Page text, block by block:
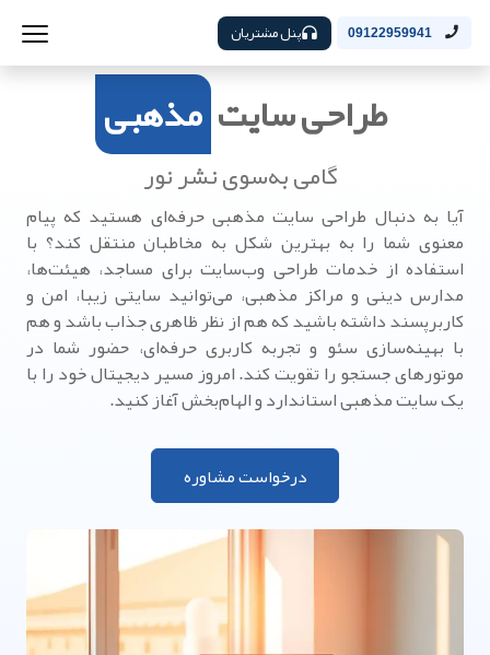
09122959941 پنل مشتریان
طراحی سایت مذهبی
گامی به‌سوی نشر نور
آیا به دنبال طراحی سایت مذهبی حرفه‌ای هستید که پیام
معنوی شما را به بهترین شکل به مخاطبان منتقل کند؟ با
استفاده از خدمات طراحی وب‌سایت برای مساجد، هیئت‌ها،
مدارس دینی و مراکز مذهبی، می‌توانید سایتی زیبا، امن و
کاربرپسند داشته باشید که هم از نظر ظاهری جذاب باشد و هم
با بهینه‌سازی سئو و تجربه کاربری حرفه‌ای، حضور شما در
موتورهای جستجو را تقویت کند. امروز مسیر دیجیتال خود را با
یک سایت مذهبی استاندارد و الهام‌بخش آغاز کنید.
درخواست مشاوره